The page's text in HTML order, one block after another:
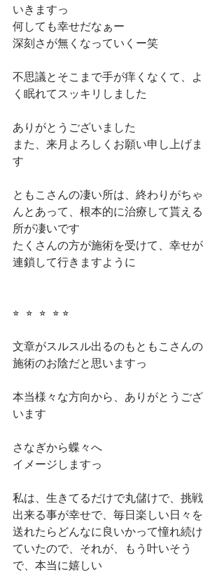
いきますっ
何しても幸せだなぁー
深刻さが無くなっていくー笑
不思議とそこまで手が痒くなくて、よ
く眠れてスッキリしました
ありがとうございました
また、来月よろしくお願い申し上げま
す
ともこさんの凄い所は、終わりがちゃ
んとあって、根本的に治療して貰える
所が凄いです
たくさんの方が施術を受けて、幸せが
連鎖して行きますように
⭐︎  ⭐︎  ⭐︎  ⭐︎ ⭐︎
文章がスルスル出るのもともこさんの
施術のお陰だと思いますっ
本当様々な方向から、ありがとうござ
います
さなぎから蝶々へ
イメージしますっ
私は、生きてるだけで丸儲けで、挑戦
出来る事が幸せで、毎日楽しい日々を
送れたらどんなに良いかって憧れ続け
ていたので、それが、もう叶いそう
で、本当に嬉しい